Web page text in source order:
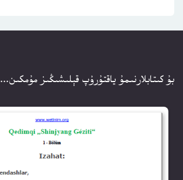
بۇ كىتابلارنىمۇ ياقتۇرۇپ قېلىشىڭىز مۇمكىن...